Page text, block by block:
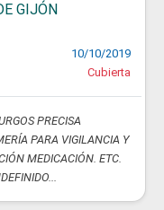
GIJÓN
10/10/2019
Cubierta
PRECISA
PARA VIGILANCIA Y
MEDICACIÓN. ETC.